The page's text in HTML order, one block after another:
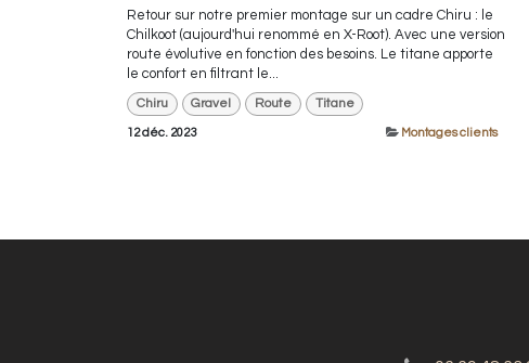
Retour sur notre premier montage sur un cadre Chiru : le
Chilkoot (aujourd'hui renommé en X-Root). Avec une version
route évolutive en fonction des besoins. Le titane apporte
le confort en filtrant le...
Chiru Gravel Route Titane
12 déc. 2023 Montages clients